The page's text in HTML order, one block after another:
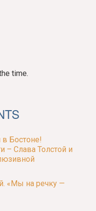
time.
Бостоне!
– Слава Толстой и
«Мы на речку —